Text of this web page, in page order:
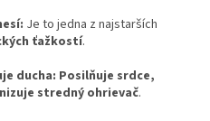
Je to jedna z najstarších
ťažkostí.
ducha: Posilňuje srdce,
stredný ohrievač.